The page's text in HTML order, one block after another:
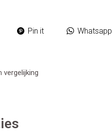
Pin it Whatsapp
vergelijking